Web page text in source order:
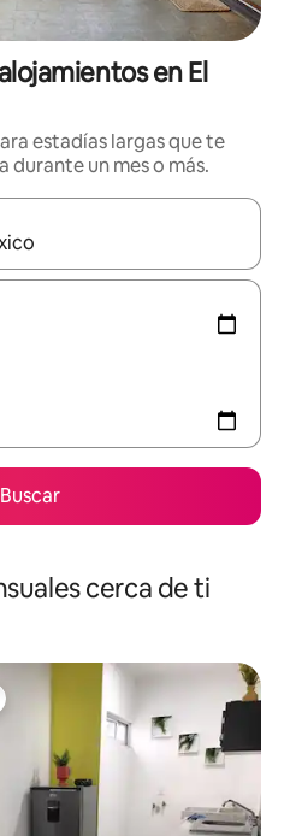
en El
estadías largas que te
durante un mes o más.
disponibles, navega con las
Buscar
cerca de ti